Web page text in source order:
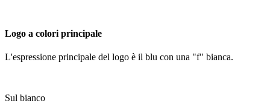
Logo a colori principale
L'espressione principale del logo è il blu con una "f" bianca.
Sul bianco